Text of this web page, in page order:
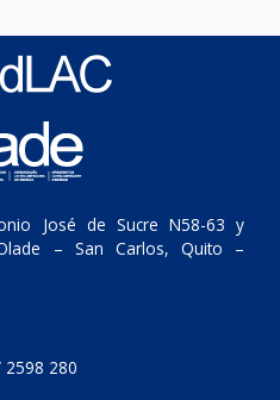
José de Sucre N58-63 y
– San Carlos, Quito –
280